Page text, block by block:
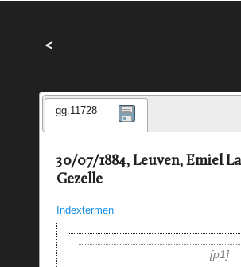
<
gg.11728
30/07/1884, Leuven, Emiel
Gezelle
Indextermen
p1